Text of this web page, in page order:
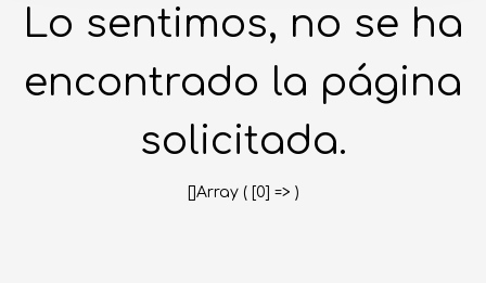
Lo sentimos, no se ha
encontrado la página
solicitada.
[]Array ( [0] => )